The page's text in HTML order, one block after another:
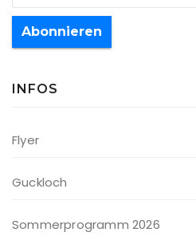
Abonnieren
INFOS
Flyer
Guckloch
Sommerprogramm 2026